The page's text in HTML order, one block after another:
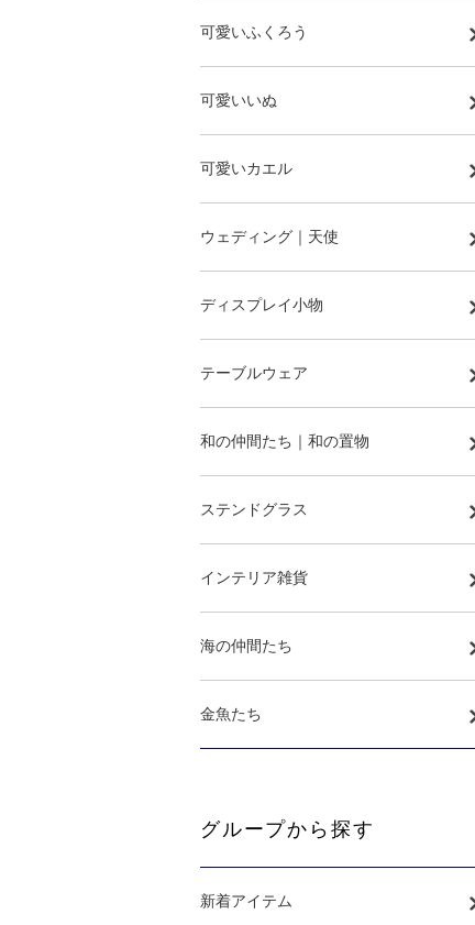
可愛いふくろう
可愛いいぬ
可愛いカエル
ウェディング｜天使
ディスプレイ小物
テーブルウェア
和の仲間たち｜和の置物
ステンドグラス
インテリア雑貨
海の仲間たち
金魚たち
グループから探す
新着アイテム